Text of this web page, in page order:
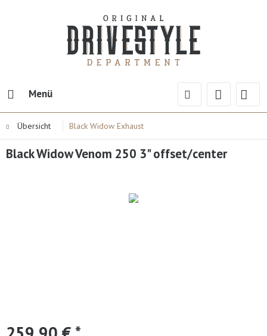
Menü
Übersicht Black Widow Exhaust
Black Widow Venom 250 3" offset/center